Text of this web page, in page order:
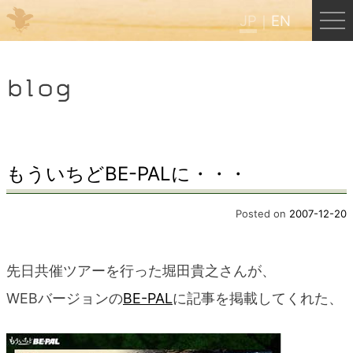
JP EN
HOME
くまのバックパッカーズ
blog
もういちどBE-PALに・・・
Posted on 2007-12-20
先日共催ツアーを行った堀田貴之さんが、
WEBバージョンのBE-PALに記事を掲載してくれた、